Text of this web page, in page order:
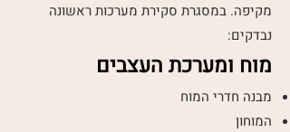
מקיפה. במסגרת סקירת מערכות ראשונה
נבדקים:
מוח ומערכת העצבים
מבנה חדרי המוח
המוחון